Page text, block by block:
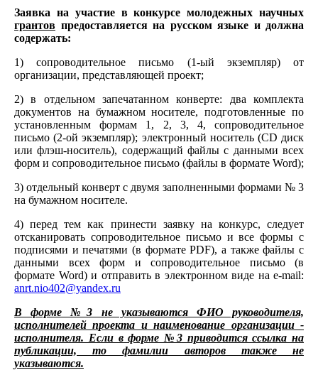
Заявка на участие в конкурсе молодежных научных
грантов предоставляется на русском языке и должна
содержать:
1) сопроводительное письмо (1-ый экземпляр) от
организации, представляющей проект;
2) в отдельном запечатанном конверте: два комплекта
документов на бумажном носителе, подготовленные по
установленным формам 1, 2, 3, 4, сопроводительное
письмо (2-ой экземпляр); электронный носитель (CD диск
или флэш-носитель), содержащий файлы с данными всех
форм и сопроводительное письмо (файлы в формате Word);
3) отдельный конверт с двумя заполненными формами № 3
на бумажном носителе.
4) перед тем как принести заявку на конкурс, следует
отсканировать сопроводительное письмо и все формы с
подписями и печатями (в формате PDF), а также файлы с
данными всех форм и сопроводительное письмо (в
формате Word) и отправить в электронном виде на e-mail:
anrt.nio402@yandex.ru
В форме №3 не указываются ФИО руководителя,
исполнителей проекта и наименование организации -
исполнителя. Если в форме №3 приводится ссылка на
публикации, то фамилии авторов также не
указываются.